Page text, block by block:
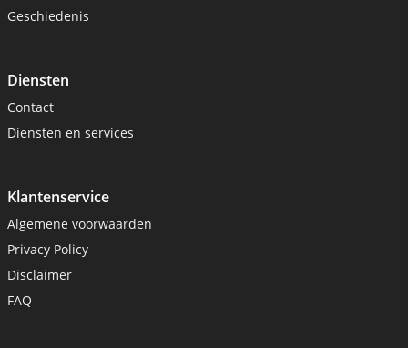
Geschiedenis
Diensten
Contact
Diensten en services
Klantenservice
Algemene voorwaarden
Privacy Policy
Disclaimer
FAQ